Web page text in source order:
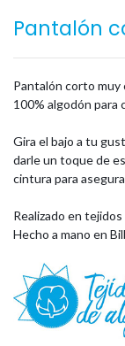
Pantalón
Pantalón corto muy
100% algodón para
Gira el bajo a tu
darle un toque de
cintura para
Realizado en
Hecho a mano en